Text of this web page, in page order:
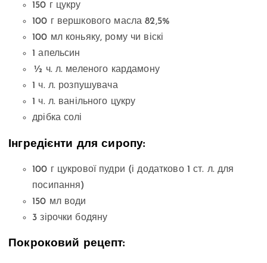
150 г цукру
100 г вершкового масла 82,5%
100 мл коньяку, рому чи віскі
1 апельсин
½ ч. л. меленого кардамону
1 ч. л. розпушувача
1 ч. л. ванільного цукру
дрібка солі
Інгредієнти для сиропу:
100 г цукрової пудри (і додатково 1 ст. л. для
посипання)
150 мл води
3 зірочки бодяну
Покроковий рецепт: